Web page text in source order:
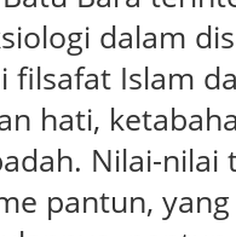
dalam
filsafat Islam
hati,
Nilai-
pantun,